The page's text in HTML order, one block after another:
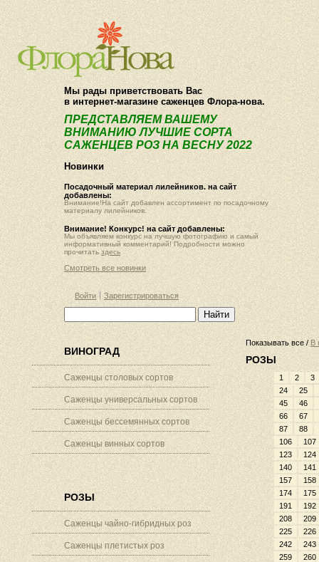
О компании Как купить
Мы рады приветствовать Вас
в интернет-магазине саженцев Флора-нова.
ПРЕДСТАВЛЯЕМ ВАШЕМУ
ВНИМАНИЮ ЛУЧШИЕ СОРТА
САЖЕНЦЕВ РОЗ НА ВЕСНУ 2022
Новинки
Посадочный материал лилейников. на сайт
добавлены:
Внимание!На сайт добавлен ассортимент по посадочному
материалу лилейников.
Внимание! Конкурс! на сайт добавлены:
Мы объявляем конкурс на лучшую фотографию и самый
информативный комментарий! Подробности можно
прочитать здесь
Смотреть все новинки
Войти Зарегистрироваться
ВИНОГРАД
Саженцы столовых сортов
Саженцы универсальных сортов
Саженцы бессемянных сортов
Саженцы винных сортов
РОЗЫ
Саженцы чайно-гибридных роз
Саженцы плетистых роз
Показывать все / В
РОЗЫ
1 2
3
24
25
45
46
66
67
87
88
106
107
123
124
140
141
157
158
174
175
191
192
208
209
225
226
242
243
259
260